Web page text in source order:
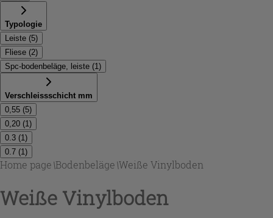
Typologie
Leiste (5)
Fliese (2)
Spc-bodenbeläge, leiste (1)
Verschleissschicht mm
0,55 (5)
0,20 (1)
0.3 (1)
0.7 (1)
Home page\Bodenbeläge\Weiße Vinylboden
Weiße Vinylboden